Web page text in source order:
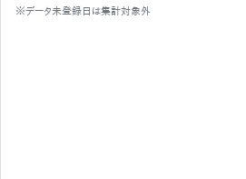
※データ未登録日は集計対象外